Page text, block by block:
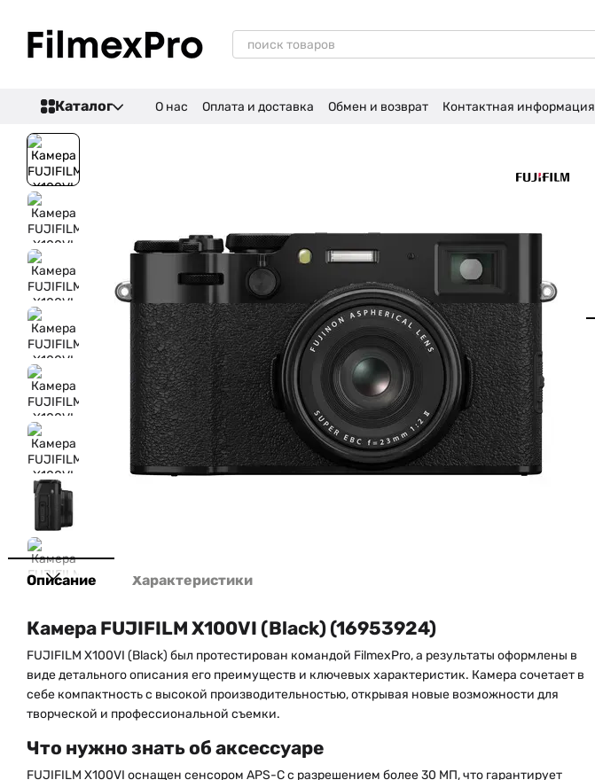
Каталог О нас Оплата и доставка Обмен и возврат Контактная информация
Описание Характеристики
Камера FUJIFILM X100VI (Black) (16953924)
FUJIFILM X100VI (Black) был протестирован командой FilmexPro, а результаты оформлены в
виде детального описания его преимуществ и ключевых характеристик. Камера сочетает в
себе компактность с высокой производительностью, открывая новые возможности для
творческой и профессиональной съемки.
Что нужно знать об аксессуаре
FUJIFILM X100VI оснащен сенсором APS-C с разрешением более 30 МП, что гарантирует